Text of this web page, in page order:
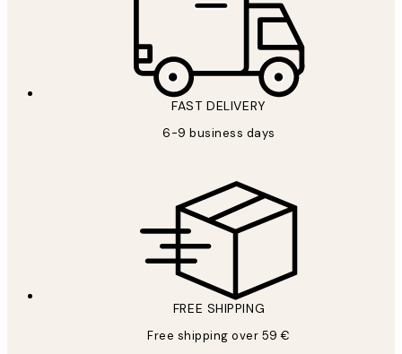
FAST DELIVERY
6-9 business days
FREE SHIPPING
Free shipping over 59 €